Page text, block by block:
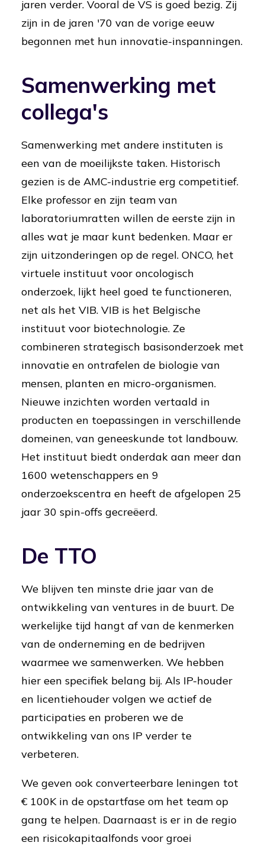
jaren verder. Vooral de VS is goed bezig. Zij
zijn in de jaren '70 van de vorige eeuw
begonnen met hun innovatie-inspanningen.
Samenwerking met
collega's
Samenwerking met andere instituten is
een van de moeilijkste taken. Historisch
gezien is de AMC-industrie erg competitief.
Elke professor en zijn team van
laboratoriumratten willen de eerste zijn in
alles wat je maar kunt bedenken. Maar er
zijn uitzonderingen op de regel. ONCO, het
virtuele instituut voor oncologisch
onderzoek, lijkt heel goed te functioneren,
net als het VIB. VIB is het Belgische
instituut voor biotechnologie. Ze
combineren strategisch basisonderzoek met
innovatie en ontrafelen de biologie van
mensen, planten en micro-organismen.
Nieuwe inzichten worden vertaald in
producten en toepassingen in verschillende
domeinen, van geneeskunde tot landbouw.
Het instituut biedt onderdak aan meer dan
1600 wetenschappers en 9
onderzoekscentra en heeft de afgelopen 25
jaar 30 spin-offs gecreëerd.
De TTO
We blijven ten minste drie jaar van de
ontwikkeling van ventures in de buurt. De
werkelijke tijd hangt af van de kenmerken
van de onderneming en de bedrijven
waarmee we samenwerken. We hebben
hier een specifiek belang bij. Als IP-houder
en licentiehouder volgen we actief de
participaties en proberen we de
ontwikkeling van ons IP verder te
verbeteren.
We geven ook converteerbare leningen tot
€ 100K in de opstartfase om het team op
gang te helpen. Daarnaast is er in de regio
een risicokapitaalfonds voor groei